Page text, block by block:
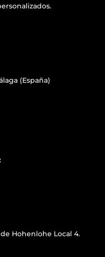
(España)
Hohenlohe Local 4.